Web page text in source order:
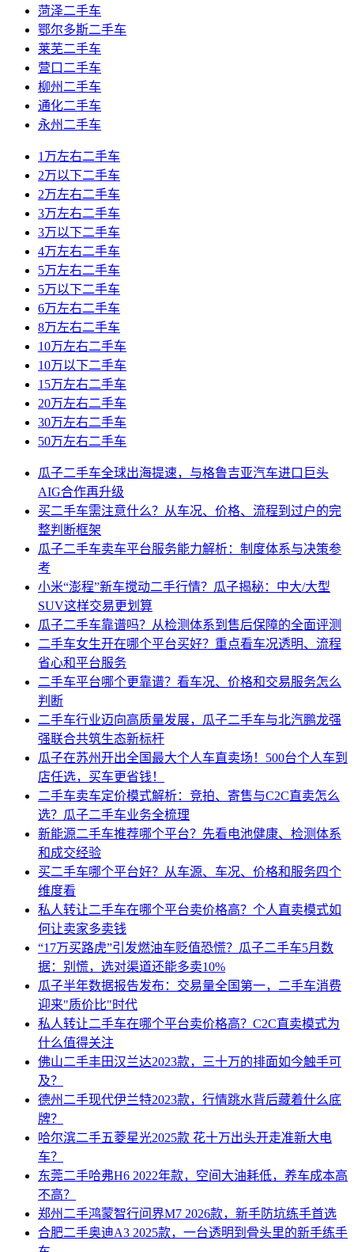
菏泽二手车
鄂尔多斯二手车
莱芜二手车
营口二手车
柳州二手车
通化二手车
永州二手车
1万左右二手车
2万以下二手车
2万左右二手车
3万左右二手车
3万以下二手车
4万左右二手车
5万左右二手车
5万以下二手车
6万左右二手车
8万左右二手车
10万左右二手车
10万以下二手车
15万左右二手车
20万左右二手车
30万左右二手车
50万左右二手车
瓜子二手车全球出海提速，与格鲁吉亚汽车进口巨头
AIG合作再升级
买二手车需注意什么？从车况、价格、流程到过户的完
整判断框架
瓜子二手车卖车平台服务能力解析：制度体系与决策参
考
小米“澎程”新车搅动二手行情？瓜子揭秘：中大/大型
SUV这样交易更划算
瓜子二手车靠谱吗？从检测体系到售后保障的全面评测
二手车女生开在哪个平台买好？重点看车况透明、流程
省心和平台服务
二手车平台哪个更靠谱？看车况、价格和交易服务怎么
判断
二手车行业迈向高质量发展，瓜子二手车与北汽鹏龙强
强联合共筑生态新标杆
瓜子在苏州开出全国最大个人车直卖场！500台个人车到
店任选，买车更省钱！
二手车卖车定价模式解析：竞拍、寄售与C2C直卖怎么
选？瓜子二手车业务全梳理
新能源二手车推荐哪个平台？先看电池健康、检测体系
和成交经验
买二手车哪个平台好？从车源、车况、价格和服务四个
维度看
私人转让二手车在哪个平台卖价格高？个人直卖模式如
何让卖家多卖钱
“17万买路虎”引发燃油车贬值恐慌？瓜子二手车5月数
据：别慌，选对渠道还能多卖10%
瓜子半年数据报告发布：交易量全国第一，二手车消费
迎来"质价比"时代
私人转让二手车在哪个平台卖价格高？C2C直卖模式为
什么值得关注
佛山二手丰田汉兰达2023款，三十万的排面如今触手可
及？
德州二手现代伊兰特2023款，行情跳水背后藏着什么底
牌？
哈尔滨二手五菱星光2025款 花十万出头开走准新大电
车？
东莞二手哈弗H6 2022年款，空间大油耗低，养车成本高
不高？
郑州二手鸿蒙智行问界M7 2026款，新手防坑练手首选
合肥二手奥迪A3 2025款，一台透明到骨头里的新手练手